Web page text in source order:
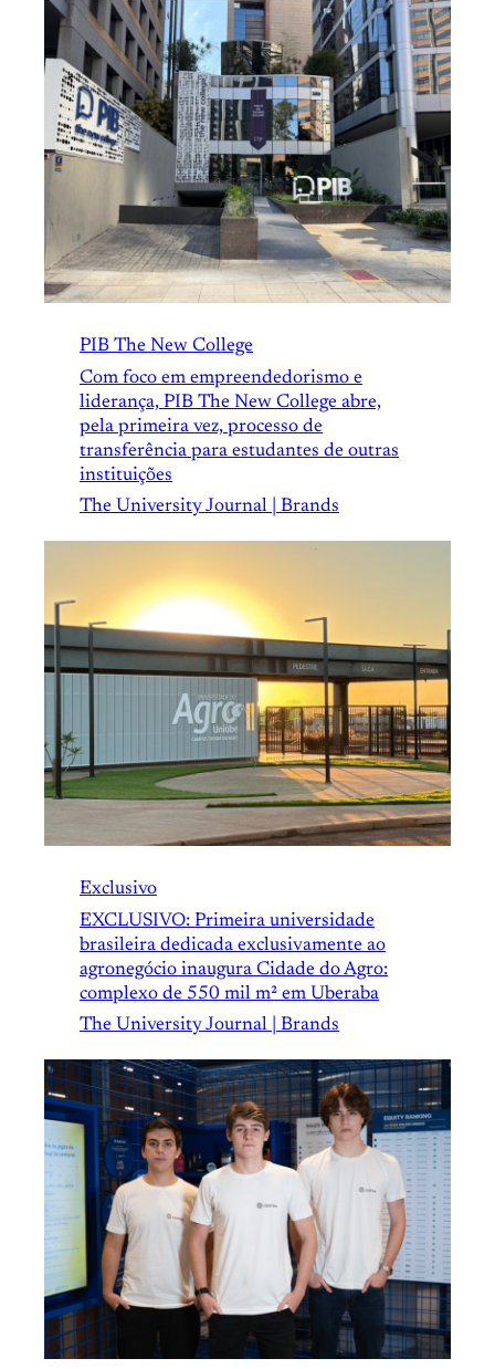
PIB The New College
Com foco em empreendedorismo e
liderança, PIB The New College abre,
pela primeira vez, processo de
transferência para estudantes de outras
instituições
The University Journal | Brands
Exclusivo
EXCLUSIVO: Primeira universidade
brasileira dedicada exclusivamente ao
agronegócio inaugura Cidade do Agro:
complexo de 550 mil m² em Uberaba
The University Journal | Brands